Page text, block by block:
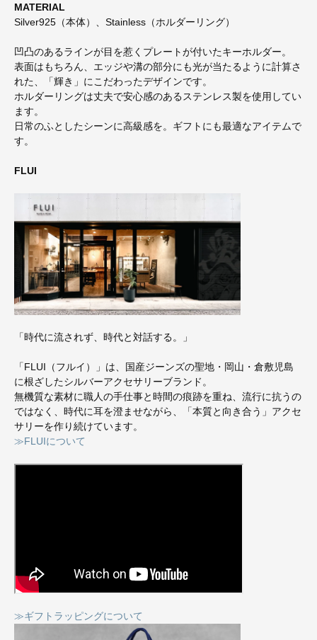
MATERIAL
Silver925（本体）、Stainless（ホルダーリング）
凹凸のあるラインが目を惹くプレートが付いたキーホルダー。
表面はもちろん、エッジや溝の部分にも光が当たるように計算さ
れた、「輝き」にこだわったデザインです。
ホルダーリングは丈夫で安心感のあるステンレス製を使用してい
ます。
日常のふとしたシーンに高級感を。ギフトにも最適なアイテムで
す。
FLUI
「時代に流されず、時代と対話する。」
「FLUI（フルイ）」は、国産ジーンズの聖地・岡山・倉敷児島
に根ざしたシルバーアクセサリーブランド。
無機質な素材に職人の手仕事と時間の痕跡を重ね、流行に抗うの
ではなく、時代に耳を澄ませながら、「本質と向き合う」アクセ
サリーを作り続けています。
≫FLUIについて
≫ギフトラッピングについて